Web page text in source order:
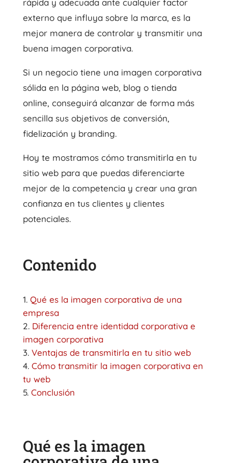
rápida y adecuada ante cualquier factor
externo que influya sobre la marca, es la
mejor manera de controlar y transmitir una
buena imagen corporativa.
Si un negocio tiene una imagen corporativa
sólida en la página web, blog o tienda
online, conseguirá alcanzar de forma más
sencilla sus objetivos de conversión,
fidelización y branding.
Hoy te mostramos cómo transmitirla en tu
sitio web para que puedas diferenciarte
mejor de la competencia y crear una gran
confianza en tus clientes y clientes
potenciales.
Contenido
Qué es la imagen corporativa de una
empresa
Diferencia entre identidad corporativa e
imagen corporativa
Ventajas de transmitirla en tu sitio web
Cómo transmitir la imagen corporativa en
tu web
Conclusión
Qué es la imagen